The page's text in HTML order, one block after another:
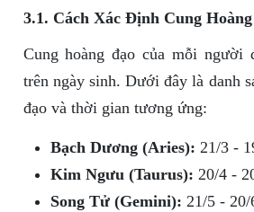
3.1. Cách Xác Định Cung
Cung hoàng đạo của mỗi người
trên ngày sinh. Dưới đây là danh
đạo và thời gian tương ứng:
Bạch Dương (Aries): 21/3 -
Kim Ngưu (Taurus): 20/4 -
Song Tử (Gemini): 21/5 - 20/